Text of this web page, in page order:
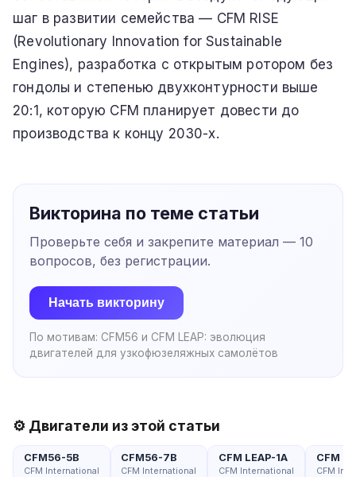
шаг в развитии семейства — CFM RISE
(Revolutionary Innovation for Sustainable
Engines), разработка с открытым ротором без
гондолы и степенью двухконтурности выше
20:1, которую CFM планирует довести до
производства к концу 2030-х.
Викторина по теме статьи
Проверьте себя и закрепите материал — 10
вопросов, без регистрации.
Начать викторину
По мотивам: CFM56 и CFM LEAP: эволюция
двигателей для узкофюзеляжных самолётов
⚙️ Двигатели из этой статьи
CFM56-5B
CFM International
CFM56-7B
CFM International
CFM LEAP-1A
CFM International
CFM
CFM